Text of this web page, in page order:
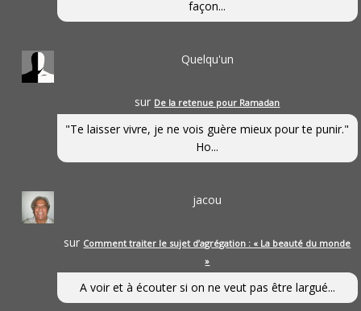
façon...
Quelqu'un
sur De la retenue pour Ramadan
"Te laisser vivre, je ne vois guère mieux pour te punir."
Ho...
jacou
sur Comment traiter le sujet d’agrégation : « La beauté du monde
»
A voir et à écouter si on ne veut pas être largué...